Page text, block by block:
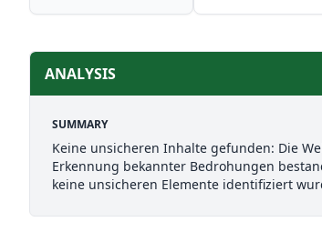
ANALYSIS
SUMMARY
Keine unsicheren Inhalte gefunden: Die
Erkennung bekannter Bedrohungen
keine unsicheren Elemente identifiziert